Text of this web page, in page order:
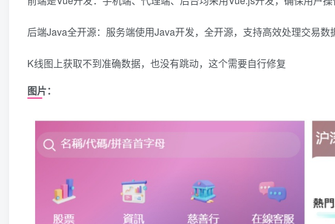
后端Java全开源：服务端使用Java开发，全开源，支持高效处理交易
K线图上获取不到准确数据，也没有跳动，这个需要自行修复
图片：